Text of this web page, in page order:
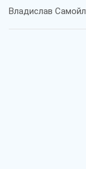
Владислав